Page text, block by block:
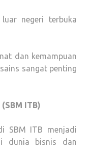
negeri terbuka
dan kemampuan
sangat penting
ITB)
SBM ITB menjadi
dunia bisnis dan